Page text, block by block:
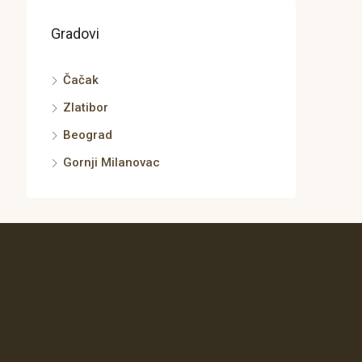
Gradovi
Čačak
Zlatibor
Beograd
Gornji Milanovac